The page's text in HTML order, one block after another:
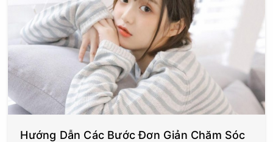
Hướng Dẫn Các Bước Đơn Giản Chăm Sóc